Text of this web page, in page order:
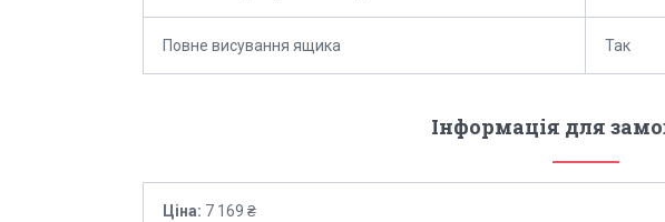
Повне висування ящика Так
Інформація для
Ціна: 7 169 ₴